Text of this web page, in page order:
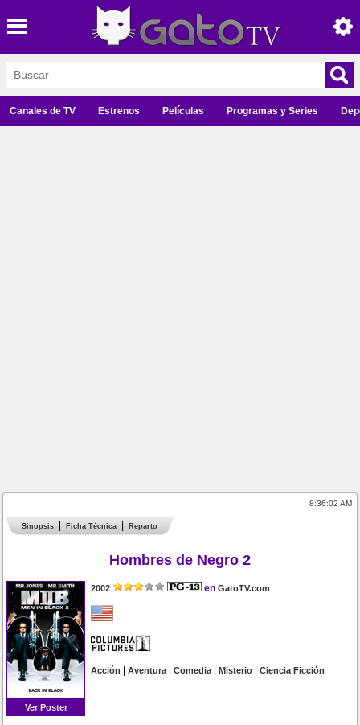
Canales de TV Estrenos Películas Programas y Series
8:36:02 AM
Sinopsis Ficha Técnica Reparto
Hombres de Negro 2
Ver Poster
2002 en GatoTV.com
Acción |Aventura|Comedia|Misterio |Ciencia Ficción